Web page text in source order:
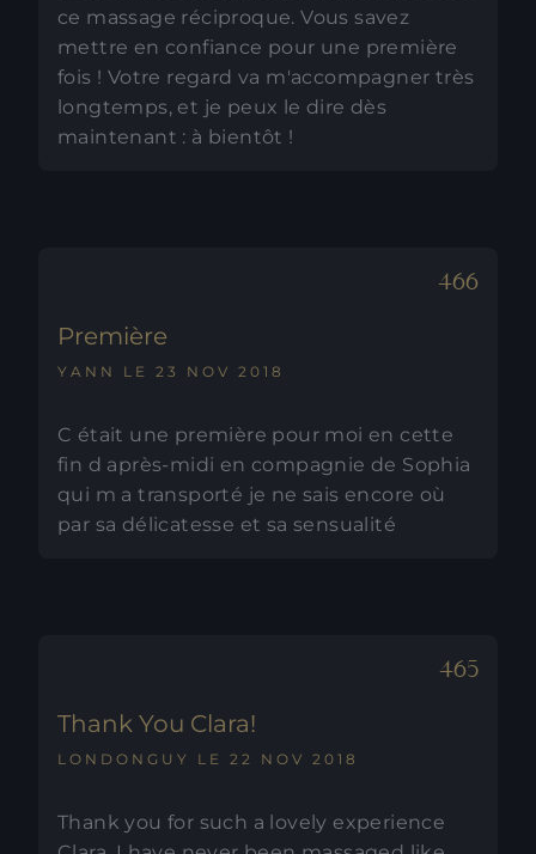
ce massage réciproque. Vous savez
mettre en confiance pour une première
fois ! Votre regard va m'accompagner très
longtemps, et je peux le dire dès
maintenant : à bientôt !
Première
YANN LE 23 NOV 2018
C était une première pour moi en cette
fin d après-midi en compagnie de Sophia
qui m a transporté je ne sais encore où
par sa délicatesse et sa sensualité
Thank You Clara!
LONDONGUY LE 22 NOV 2018
Thank you for such a lovely experience